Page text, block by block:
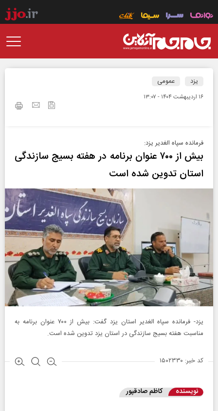
یزد عمومی
۱۶ ارديبهشت ۱۴۰۴ - ۱۳:۰۷
فرمانده سپاه الغدیر یزد:
بیش از ۷۰۰ عنوان برنامه در هفته بسیج سازندگی
استان تدوین شده است
یزد- فرمانده سپاه الغدیر استان یزد گفت: بیش از ۷۰۰ عنوان برنامه به
مناسبت هفته بسیج سازندگی در استان یزد تدوین شده است.
کد خبر: ۱۵۰۲۳۳۰
نویسنده کاظم صادقپور